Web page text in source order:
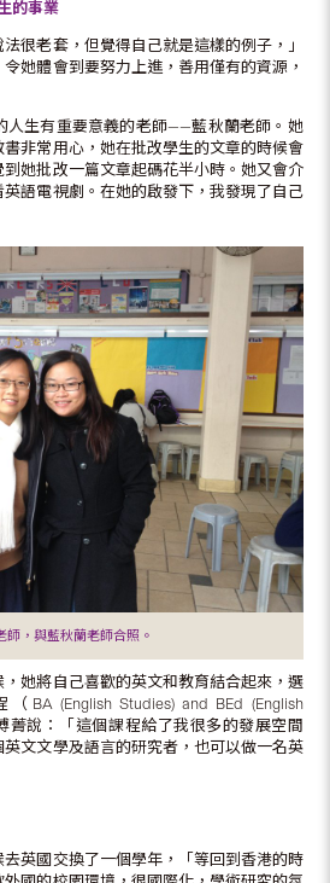
的事業
法很老套，但覺得自己就是這樣的例子，」
她體會到要努力上進，善用僅有的資源，
人生有重要意義的老師——藍秋蘭老師。她
非常用心，她在批改學生的文章的時候會
她批改一篇文章起碼花半小時。她又會介
語電視劇。在她的啟發下，我發現了自己
師，與藍秋蘭老師合照。
她將自己喜歡的英文和教育結合起來，選
(English Studies) and BEd (English
菁說：「這個課程給了我很多的發展空間
文文學及語言的研究者，也可以做一名英
英國交換了一個學年，「等回到香港的時